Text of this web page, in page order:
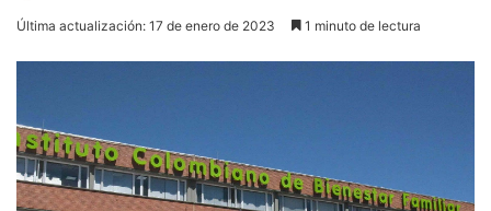
Última actualización: 17 de enero de 2023 1 minuto de lectura